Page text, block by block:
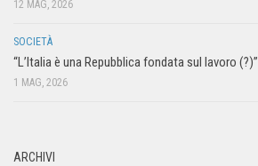
12 MAG, 2026
SOCIETÀ
“L’Italia è una Repubblica fondata sul lavoro (?)”
1 MAG, 2026
ARCHIVI